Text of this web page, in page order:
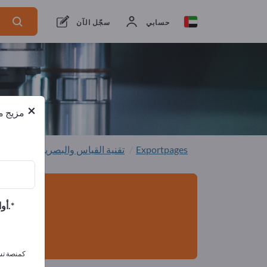
سجّل الآن حسابي من المصدرين من المصنعين8
Exportpages تقنية القياس والبصريات
× مزيج
أوافق على تلقي الرسائل الإخبارية الخاصة بك وأوافق على بيان خصوصية البيانات.